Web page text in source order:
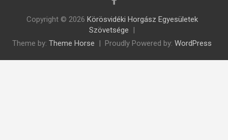
Copyright © 2026 Körösvidéki Horgász Egyesületek
Szövetsége
Theme by: Theme Horse Proudly Powered by: WordPress